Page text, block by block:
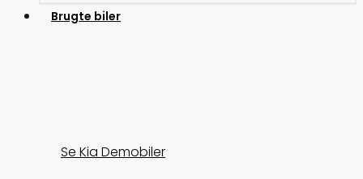
Brugte biler
Se Kia Demobiler